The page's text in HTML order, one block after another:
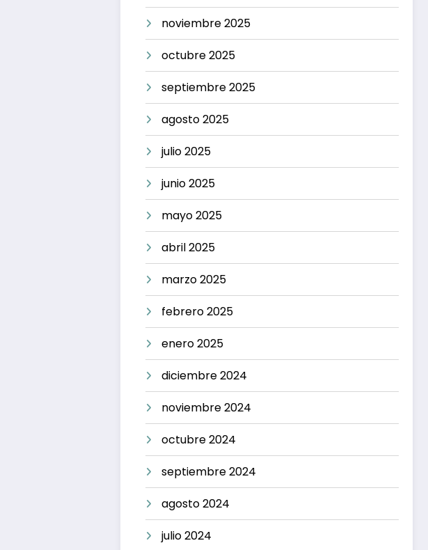
noviembre 2025
octubre 2025
septiembre 2025
agosto 2025
julio 2025
junio 2025
mayo 2025
abril 2025
marzo 2025
febrero 2025
enero 2025
diciembre 2024
noviembre 2024
octubre 2024
septiembre 2024
agosto 2024
julio 2024